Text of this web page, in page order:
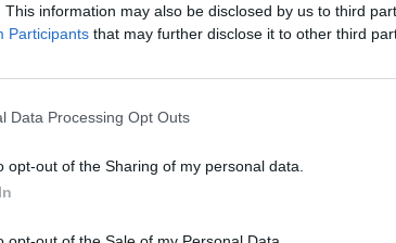
This information may also be disclosed by us to third
Participants that may further disclose it to other third
Data Processing Opt Outs
opt-out of the Sharing of my personal data.
υψηλού κινδύνου
τηνΚρήτη
Κρήτη την Τρίτη
αποκάλυψε "θησαυρό"
στο Πολυτεχνείο Κρήτης